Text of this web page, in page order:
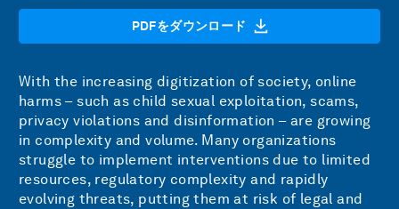
PDFをダウンロード
With the increasing digitization of society, online
harms – such as child sexual exploitation, scams,
privacy violations and disinformation – are growing
in complexity and volume. Many organizations
struggle to implement interventions due to limited
resources, regulatory complexity and rapidly
evolving threats, putting them at risk of legal and